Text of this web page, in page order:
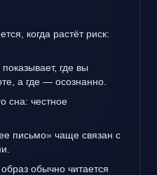
когда растёт риск:
где вы
а где — осознанно.
сна: честное
письмо» чаще связан с
обычно читается